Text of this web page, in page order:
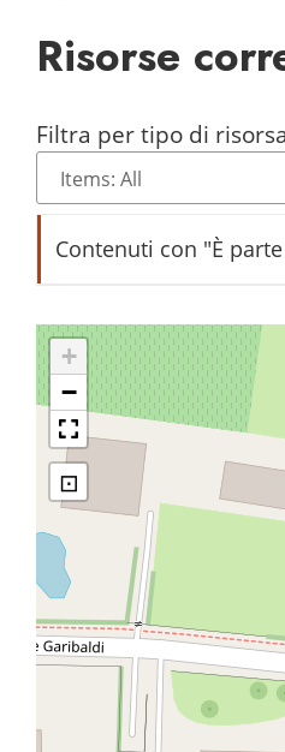
Risorse
Filtra per tipo di
Contenuti con "È
pelarìn
+
−
⊡